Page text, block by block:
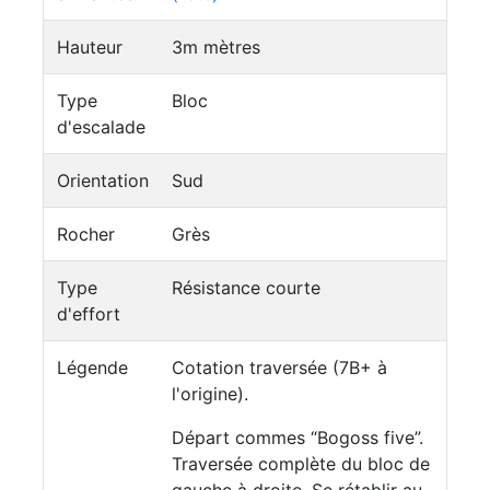
Hauteur 3m mètres
Type
d'escalade
Bloc
Orientation Sud
Rocher Grès
Type
d'effort
Résistance courte
Légende
Cotation traversée (7B+ à
l'origine).
Départ commes “Bogoss five”.
Traversée complète du bloc de